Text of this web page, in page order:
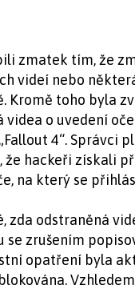
zmatek tím, že
videí nebo
Kromě toho byla
videa o uvedení
4“. Správci
že hackeři získali
na který se
zda odstraněná
se zrušením
opatření byla